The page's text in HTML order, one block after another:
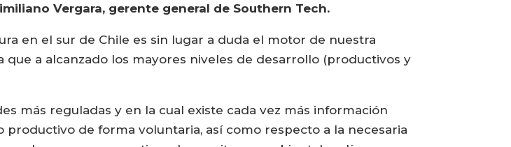
Vergara, gerente general de Southern Tech.
en el sur de Chile es sin lugar a duda el motor de nuestra
a alcanzado los mayores niveles de desarrollo (productivos y
más reguladas y en la cual existe cada vez más información
de forma voluntaria, así como respecto a la necesaria